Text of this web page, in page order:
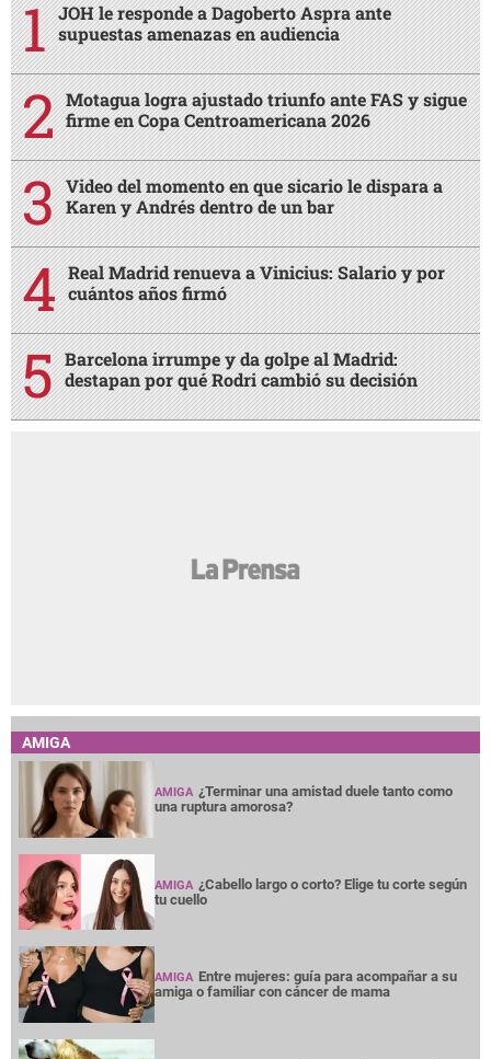
JOH le responde a Dagoberto Aspra ante
supuestas amenazas en audiencia
Motagua logra ajustado triunfo ante FAS y sigue
firme en Copa Centroamericana 2026
Video del momento en que sicario le dispara a
Karen y Andrés dentro de un bar
Real Madrid renueva a Vinicius: Salario y por
cuántos años firmó
Barcelona irrumpe y da golpe al Madrid:
destapan por qué Rodri cambió su decisión
AMIGA
AMIGA ¿Terminar una amistad duele tanto como
una ruptura amorosa?
AMIGA ¿Cabello largo o corto? Elige tu corte según
tu cuello
AMIGA Entre mujeres: guía para acompañar a su
amiga o familiar con cáncer de mama